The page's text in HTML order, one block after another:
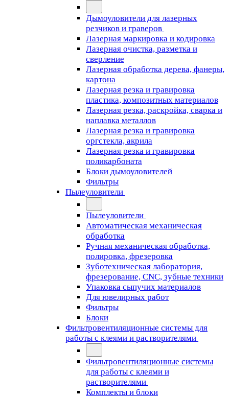
Дымоуловители для лазерных
резчиков и граверов
Лазерная маркировка и кодировка
Лазерная очистка, разметка и
сверление
Лазерная обработка дерева, фанеры,
картона
Лазерная резка и гравировка
пластика, композитных материалов
Лазерная резка, раскройка, сварка и
наплавка металлов
Лазерная резка и гравировка
оргстекла, акрила
Лазерная резка и гравировка
поликарбоната
Блоки дымоуловителей
Фильтры
Пылеуловители
Пылеуловители
Автоматическая механическая
обработка
Ручная механическая обработка,
полировка, фрезеровка
Зуботехническая лаборатория,
фрезерование, CNC, зубные техники
Упаковка сыпучих материалов
Для ювелирных работ
Фильтры
Блоки
Фильтровентиляционные системы для
работы с клеями и растворителями
Фильтровентиляционные системы
для работы с клеями и
растворителями
Комплекты и блоки